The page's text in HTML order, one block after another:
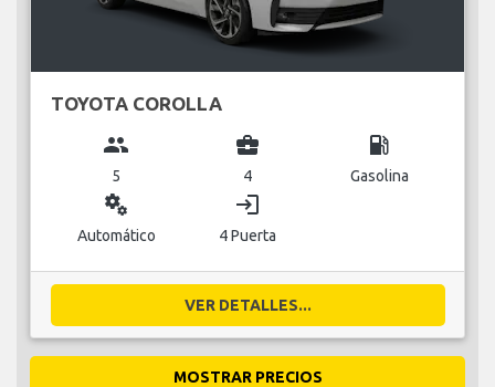
TOYOTA COROLLA
group
5
business_center
4
local_gas_station
Gasolina
miscellaneous_services
Automático
login
4 Puerta
VER DETALLES...
MOSTRAR PRECIOS